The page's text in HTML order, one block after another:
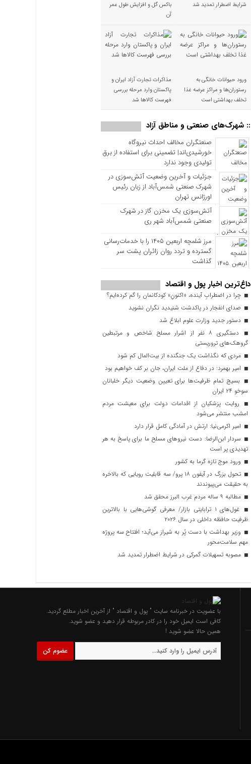
شرایط اضطرار تمدید شد
باکس گل و افزایش طول عمر
آن
ورود حیوانات خانگی به
رستوران‌ها و مراکز عرضه غذا
تخلف بهداشتی است
مذاکرات تجارت آزاد ایران و
پاکستان وارد مرحله بررسی
فهرست کالاها شد
:: شهرک‌های صنعتی و مناطق آزاد
صنعتگران مخالف احداث نیروگاه
خورشیدی‌اند| تضمینی برای استفاده از برق
تولیدی وجود ندارد
جزئیات و آخرین وضعیت آتش‌سوزی در
شهرک صنعتی شمس‌آباد از زبان رئیس
اورژانس تهران
آتش‌سوزی یک مخزن گاز در شهرک
صنعتی شمس‌آباد شهر ری
مرز شلمچه اربعین ۱۴۰۵ را با خدمات‌رسانی
گسترده و تردد روان زائران پشت سر
گذاشت
داغ‌ترین اخبار پول و اقتصاد
چرا در اضطرابِ آینده، «اکنونِ» کودکانمان را گم کرده‌ایم؟
صدای انفجار در پاکدشت شنیدید نگران نشوید
دستور جدید وزارت علوم ابلاغ شد
دستگیری ۸ نفر از اشرار مسلح شاخص و مرتبطین
گروهک‌های تروریستی
مردی که نگذاشت یک جنگنده از بیت‌المال کم شود
امیر بهمرد: در دفاع از ملت ایران، جان بر کف خواهیم بود
بسیج تمام ظرفیت‌ها برای تعیین وضعیت دیگر خلبانان
سوخو ۲۴ ایران
روایت پزشکیان از اقدامات دولت برای معیشت مردم
امشب منتشر می‌شود
امیر اکرمی‌نیا: ارتش در آمادگی کامل قرار دارد
سردار ابن‌الرضا: دست نیروهای مسلح ما برای پاسخ به هر
تهدیدی پر است
ورود موج تازه گرما به کشور
تحول بزرگ در آیفون ۱۸ پرو/ سه قابلیت رویایی که بالاخره
به حقیقت می‌پیوندند
مطالبه ۹ ساله مردم غرب البرز محقق شد
غول‌های ۱ ترابایتی بازار/ معرفی گوشی‌هایی با بالاترین
ظرفیت حافظه داخلی در سال ۲۰۲۶
وزیر بهداشت با دست پُر به شیراز می‌آید؛ افتتاح سه پروژه
مهم سلامت‌محور
مصوبه تسهیلات گمرکی در شرایط اضطرار تمدید شد
با عضویت در خبرنامه سایت " پول و اقتصاد " از آخرین اخبار مطلع گردید.
کافی است ایمیل خود را در کادر مربوطه قرار دهید و عضو شوید.
همین حالا عضو شوید !